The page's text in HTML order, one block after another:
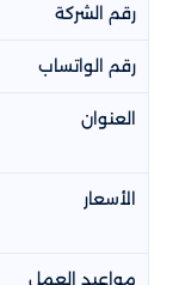
رقم الشركة
رقم الواتساب
العنوان
الأسعار
مواعيد العمل